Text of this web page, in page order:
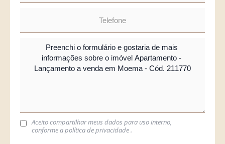
Aceito compartilhar meus dados para uso interno,
conforme apolítica de privacidade.